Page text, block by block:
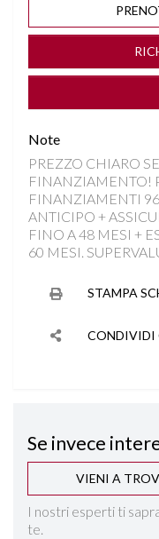
Note
PREZZO CHIARO
FINANZIAMENTO!
FINANZIAMENTI
ANTICIPO +
FINO A 48 MESI +
60 MESI.
STAMPA
CONDIVIDI
Se invece
VIENI A
I nostri esperti ti
te.